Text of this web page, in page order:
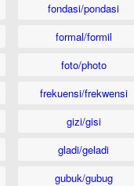
fondasi/pondasi
formal/formil
foto/photo
frekuensi/frekwensi
gizi/gisi
gladi/geladi
gubuk/gubug